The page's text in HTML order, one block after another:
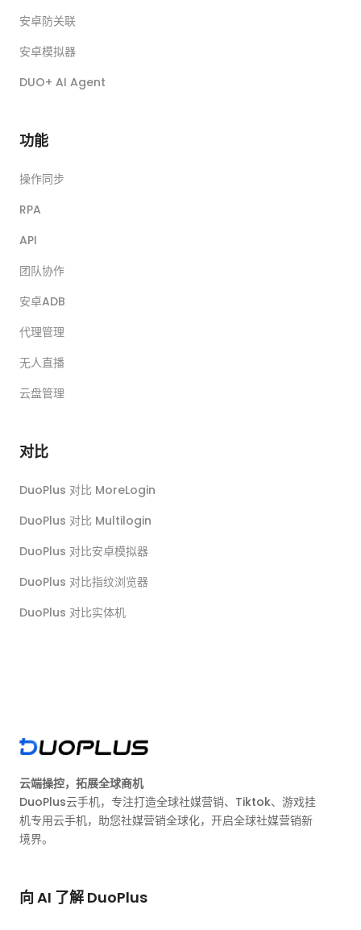
安卓防关联
安卓模拟器
DUO+ AI Agent
功能
操作同步
RPA
API
团队协作
安卓ADB
代理管理
无人直播
云盘管理
对比
DuoPlus 对比 MoreLogin
DuoPlus 对比 Multilogin
DuoPlus 对比安卓模拟器
DuoPlus 对比指纹浏览器
DuoPlus 对比实体机
云端操控，拓展全球商机
DuoPlus云手机，专注打造全球社媒营销、Tiktok、游戏挂
机专用云手机，助您社媒营销全球化，开启全球社媒营销新
境界。
向 AI 了解 DuoPlus